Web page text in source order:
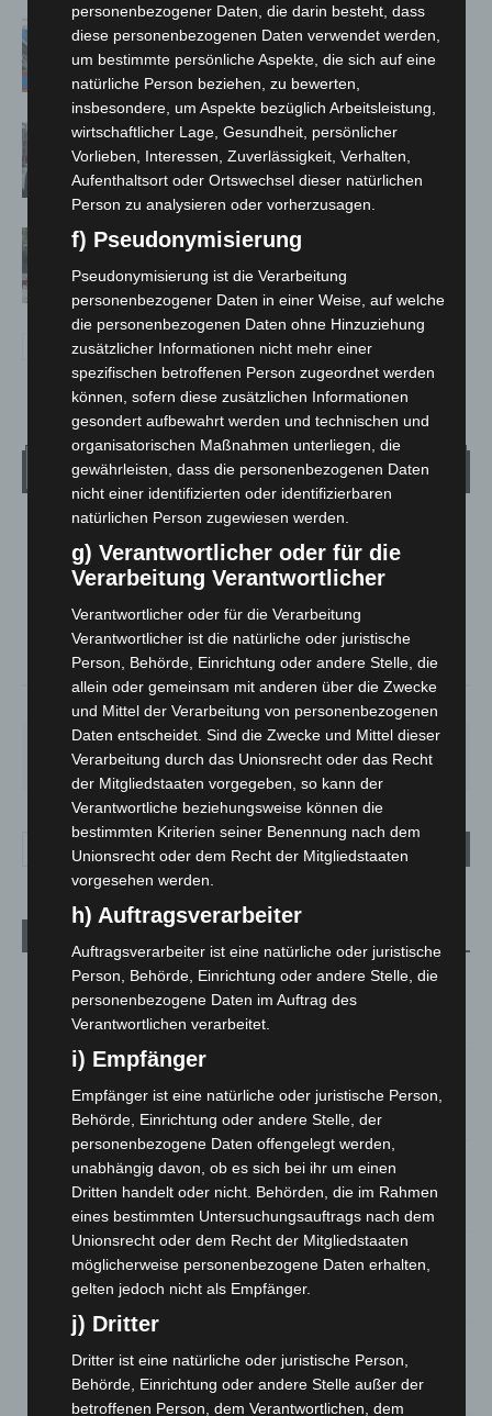
Mann läuft mit Hockeyschläger über
A7 – Polizei sucht Zeugen
Celle: Mensch stirbt bei Bagger-Unfall
auf Baustelle
Gasleitung bei McDonald’s-Umbau in
Wetter
Bedeckt
30.9°
29.9°
21% 2.7m/s 100%
SO.
33°
MO.
27°
DI.
23°
MI.
27°
DO.
30°
Kunst trifft Weingenuss: Barbara-Susann Mehring zeigt ihre
Werke im Jacques’ Wein-Depot Isernhagen
8. August 2026
A2: Zweite Turbobaustelle startet zwischen Hannover-West
und Bothfeld
8. August 2026
Niedersachsen: Feuerwehrkräfte kehren nach
Waldbrandeinsatz aus Spanien zurück
7. August 2026
Hannover: Erste Tigermücken-Population in Niedersachsen
entdeckt
7. August 2026
eingedämmt
6. August 2026
personenbezogener Daten, die darin besteht, dass
diese personenbezogenen Daten verwendet werden,
um bestimmte persönliche Aspekte, die sich auf eine
natürliche Person beziehen, zu bewerten,
insbesondere, um Aspekte bezüglich Arbeitsleistung,
wirtschaftlicher Lage, Gesundheit, persönlicher
Vorlieben, Interessen, Zuverlässigkeit, Verhalten,
Aufenthaltsort oder Ortswechsel dieser natürlichen
Person zu analysieren oder vorherzusagen.
f) Pseudonymisierung
Pseudonymisierung ist die Verarbeitung
personenbezogener Daten in einer Weise, auf welche
die personenbezogenen Daten ohne Hinzuziehung
zusätzlicher Informationen nicht mehr einer
spezifischen betroffenen Person zugeordnet werden
können, sofern diese zusätzlichen Informationen
gesondert aufbewahrt werden und technischen und
organisatorischen Maßnahmen unterliegen, die
gewährleisten, dass die personenbezogenen Daten
nicht einer identifizierten oder identifizierbaren
natürlichen Person zugewiesen werden.
g) Verantwortlicher oder für die
Verarbeitung Verantwortlicher
Verantwortlicher oder für die Verarbeitung
Verantwortlicher ist die natürliche oder juristische
Person, Behörde, Einrichtung oder andere Stelle, die
allein oder gemeinsam mit anderen über die Zwecke
und Mittel der Verarbeitung von personenbezogenen
Daten entscheidet. Sind die Zwecke und Mittel dieser
Verarbeitung durch das Unionsrecht oder das Recht
der Mitgliedstaaten vorgegeben, so kann der
Verantwortliche beziehungsweise können die
bestimmten Kriterien seiner Benennung nach dem
Unionsrecht oder dem Recht der Mitgliedstaaten
vorgesehen werden.
h) Auftragsverarbeiter
Auftragsverarbeiter ist eine natürliche oder juristische
Person, Behörde, Einrichtung oder andere Stelle, die
personenbezogene Daten im Auftrag des
Verantwortlichen verarbeitet.
i) Empfänger
Empfänger ist eine natürliche oder juristische Person,
Behörde, Einrichtung oder andere Stelle, der
personenbezogene Daten offengelegt werden,
unabhängig davon, ob es sich bei ihr um einen
Dritten handelt oder nicht. Behörden, die im Rahmen
eines bestimmten Untersuchungsauftrags nach dem
Unionsrecht oder dem Recht der Mitgliedstaaten
möglicherweise personenbezogene Daten erhalten,
gelten jedoch nicht als Empfänger.
j) Dritter
Dritter ist eine natürliche oder juristische Person,
Behörde, Einrichtung oder andere Stelle außer der
betroffenen Person, dem Verantwortlichen, dem